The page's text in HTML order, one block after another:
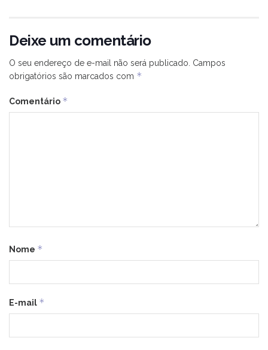
Deixe um comentário
O seu endereço de e-mail não será publicado. Campos
obrigatórios são marcados com *
Comentário *
Nome *
E-mail *